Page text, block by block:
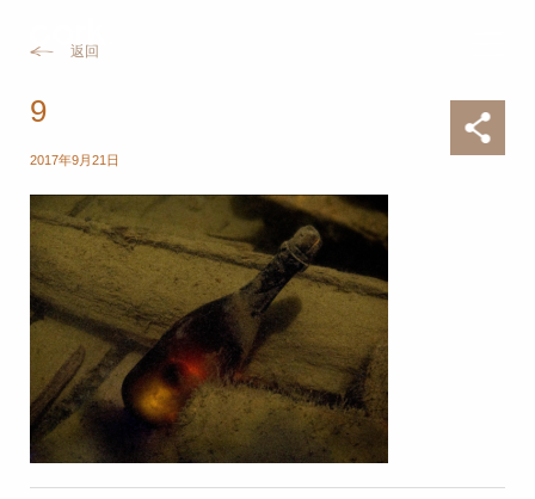
返回
9
2017年9月21日